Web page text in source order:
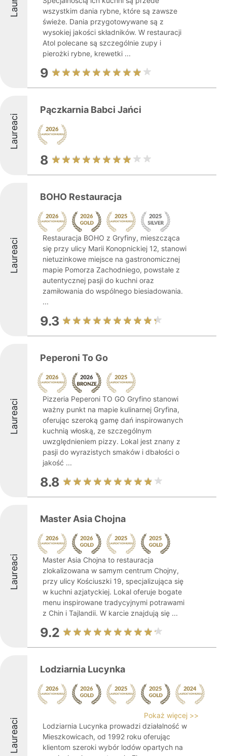
wszystkim dania rybne, które są zawsze
świeże. Dania przygotowywane są z
wysokiej jakości składników. W restauracji
Atol polecane są szczególnie zupy i
pierożki rybne, krewetki ...
9
Laureaci
Pączkarnia Babci Jańci
8
Laureaci
BOHO Restauracja
Restauracja BOHO z Gryfiny, mieszcząca
się przy ulicy Marii Konopnickiej 12, stanowi
nietuzinkowe miejsce na gastronomicznej
mapie Pomorza Zachodniego, powstałe z
autentycznej pasji do kuchni oraz
zamiłowania do wspólnego biesiadowania.
...
9.3
Laureaci
Peperoni To Go
Pizzeria Peperoni TO GO Gryfino stanowi
ważny punkt na mapie kulinarnej Gryfina,
oferując szeroką gamę dań inspirowanych
kuchnią włoską, ze szczególnym
uwzględnieniem pizzy. Lokal jest znany z
pasji do wyrazistych smaków i dbałości o
jakość ...
8.8
Laureaci
Master Asia Chojna
Master Asia Chojna to restauracja
zlokalizowana w samym centrum Chojny,
przy ulicy Kościuszki 19, specjalizująca się
w kuchni azjatyckiej. Lokal oferuje bogate
menu inspirowane tradycyjnymi potrawami
z Chin i Tajlandii. W karcie znajdują się ...
9.2
Laureaci
Lodziarnia Lucynka
Pokaż więcej >>
Lodziarnia Lucynka prowadzi działalność w
Mieszkowicach, od 1992 roku oferując
klientom szeroki wybór lodów opartych na